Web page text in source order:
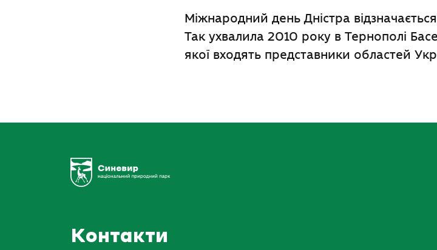
Міжнародний день Дністра
Так ухвалила 2010 року в Тернополі
якої входять представники областей
Контакти